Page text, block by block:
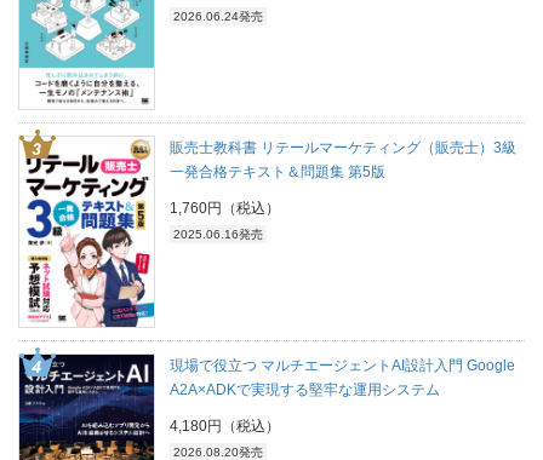
2026.06.24発売
販売士教科書 リテールマーケティング（販売士）3級
一発合格テキスト＆問題集 第5版
1,760円（税込）
2025.06.16発売
現場で役立つ マルチエージェントAI設計入門 Google
A2A×ADKで実現する堅牢な運用システム
4,180円（税込）
2026.08.20発売